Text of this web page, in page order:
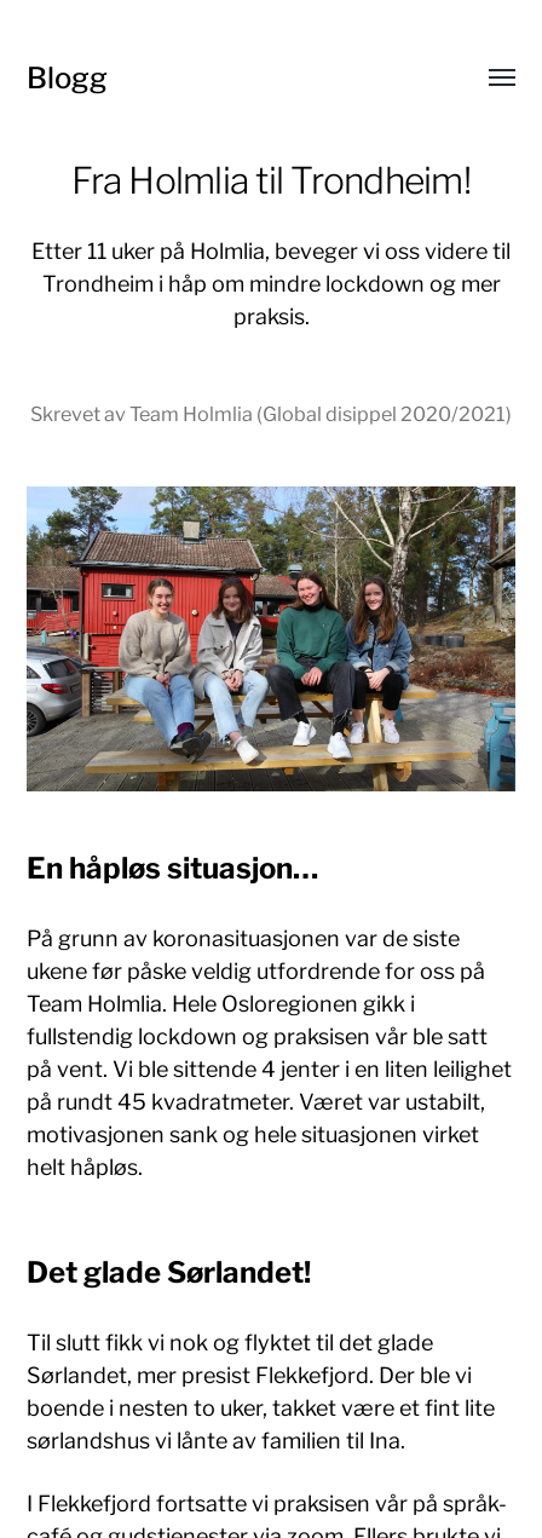
Blogg
Fra Holmlia til Trondheim!
Etter 11 uker på Holmlia, beveger vi oss videre til
Trondheim i håp om mindre lockdown og mer
praksis.
Skrevet av Team Holmlia (Global disippel 2020/2021)
En håpløs situasjon…
På grunn av koronasituasjonen var de siste
ukene før påske veldig utfordrende for oss på
Team Holmlia. Hele Osloregionen gikk i
fullstendig lockdown og praksisen vår ble satt
på vent. Vi ble sittende 4 jenter i en liten leilighet
på rundt 45 kvadratmeter. Været var ustabilt,
motivasjonen sank og hele situasjonen virket
helt håpløs.
Det glade Sørlandet!
Til slutt fikk vi nok og flyktet til det glade
Sørlandet, mer presist Flekkefjord. Der ble vi
boende i nesten to uker, takket være et fint lite
sørlandshus vi lånte av familien til Ina.
I Flekkefjord fortsatte vi praksisen vår på språk-